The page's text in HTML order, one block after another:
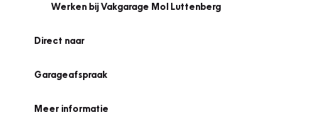
Werken bij Vakgarage Mol Luttenberg
Direct naar
Garageafspraak
Meer informatie